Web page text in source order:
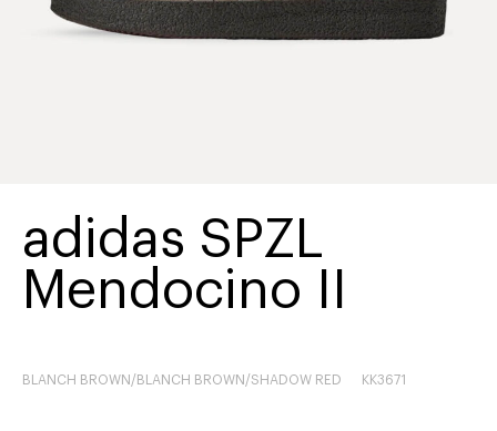
adidas SPZL
Mendocino II
BLANCH BROWN/BLANCH BROWN/SHADOW RED KK3671